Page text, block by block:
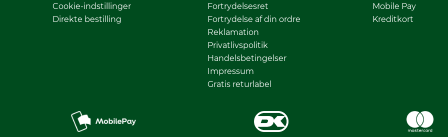
Cookie-indstillinger
Direkte bestilling
Fortrydelsesret
Fortrydelse af din ordre
Reklamation
Privatlivspolitik
Handelsbetingelser
Impressum
Gratis returlabel
Mobile Pay
Kreditkort